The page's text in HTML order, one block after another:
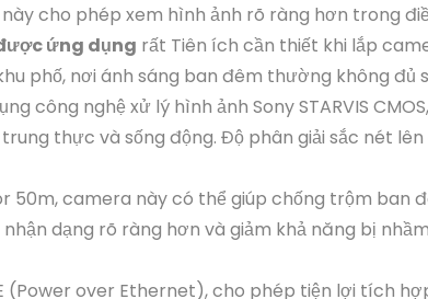
cho phép xem hình ảnh rõ ràng hơn trong
ứng dụng rất Tiên ích cần thiết khi lắp
phố, nơi ánh sáng ban đêm thường không đủ
công nghệ xử lý hình ảnh Sony STARVIS CMOS,
thực và sống động. Độ phân giải sắc nét lên
50m, camera này có thể giúp chống trộm ban
dạng rõ ràng hơn và giảm khả năng bị
(Power over Ethernet), cho phép tiện lợi tích